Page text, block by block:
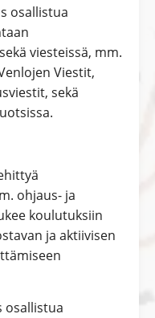
osallistua
viesteissä, mm.
Viestit,
sekä
ohjaus- ja
koulutuksiin
ja aktiivisen
osallistua